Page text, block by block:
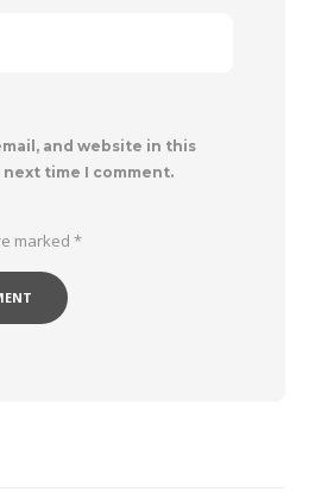
and website in this
time I comment.
marked *